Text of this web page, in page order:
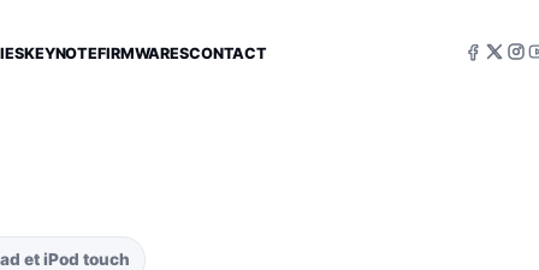
KEYNOTEFIRMWARESCONTACT
et iPod touch